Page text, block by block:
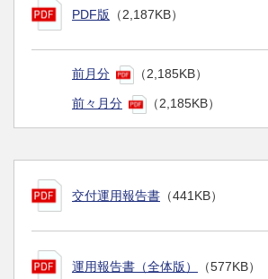
PDF版 （2,187KB）
前月分 （2,185KB）
前々月分 （2,185KB）
交付運用報告書 （441KB）
運用報告書（全体版） （577KB）